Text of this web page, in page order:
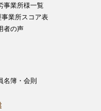
事業所様一覧
事業所スコア表
者の声
名簿・会則